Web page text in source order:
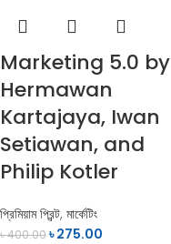
Marketing 5.0 by
Hermawan
Kartajaya, Iwan
Setiawan, and
Philip Kotler
প্রিমিয়াম প্রিন্ট, মার্কেটিং
৳400.00৳275.00